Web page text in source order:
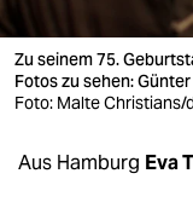
verlag
veranstaltungen
Zu seinem 75.
Fotos zu sehen:
Foto: Malte Christians/
Aus Hamburg Eva